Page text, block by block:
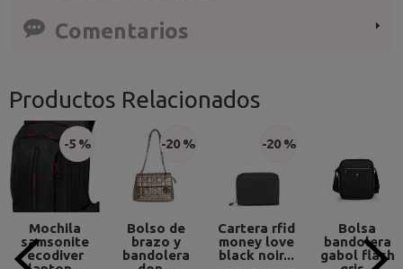
Comentarios
Productos Relacionados
-5 %
Mochila
samsonite
ecodiver
-20 %
Bolso de
brazo y
bandolera
-20 %
Cartera rfid
money love
black noir...
Bolsa
bandolera
gabol flash